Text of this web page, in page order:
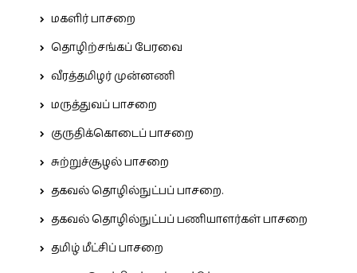
மகளிர் பாசறை
தொழிற்சங்கப் பேரவை
வீரத்தமிழர் முன்னணி
மருத்துவப் பாசறை
குருதிக்கொடைப் பாசறை
சுற்றுச்சூழல் பாசறை
தகவல் தொழில்நுட்பப் பாசறை.
தகவல் தொழில்நுட்பப் பணியாளர்கள் பாசறை
தமிழ் மீட்சிப் பாசறை